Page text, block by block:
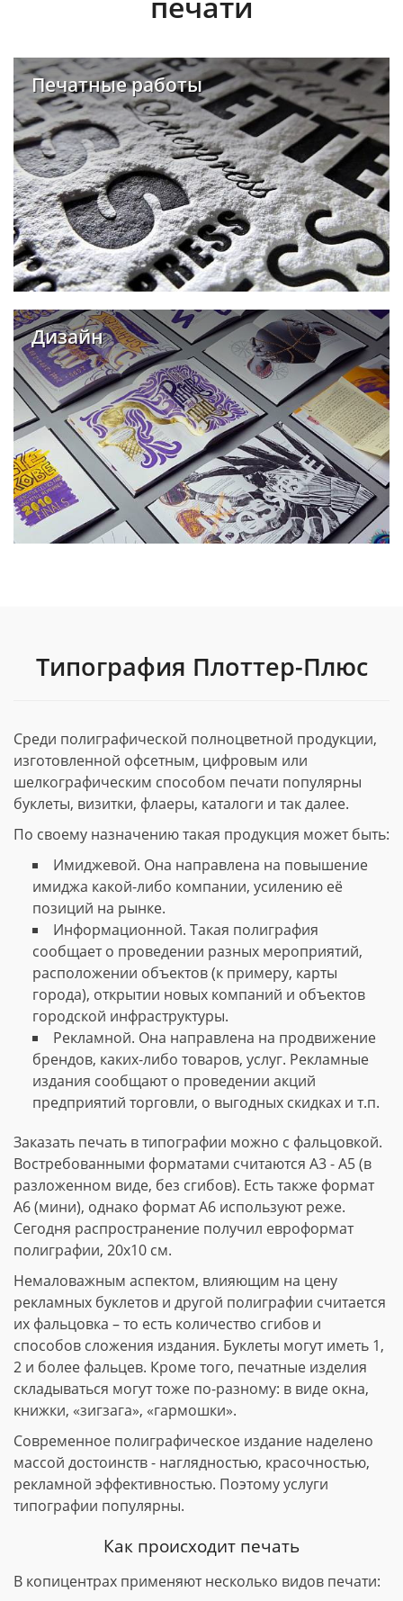
Печатные работы
Дизайн
Типография Плоттер-Плюс
Среди полиграфической полноцветной продукции,
изготовленной офсетным, цифровым или
шелкографическим способом печати популярны
буклеты, визитки, флаеры, каталоги и так далее.
По своему назначению такая продукция может быть:
Имиджевой. Она направлена на повышение
имиджа какой-либо компании, усилению её
позиций на рынке.
Информационной. Такая полиграфия
сообщает о проведении разных мероприятий,
расположении объектов (к примеру, карты
города), открытии новых компаний и объектов
городской инфраструктуры.
Рекламной. Она направлена на продвижение
брендов, каких-либо товаров, услуг. Рекламные
издания сообщают о проведении акций
предприятий торговли, о выгодных скидках и т.п.
Заказать печать в типографии можно с фальцовкой.
Востребованными форматами считаются А3 - А5 (в
разложенном виде, без сгибов). Есть также формат
А6 (мини), однако формат А6 используют реже.
Сегодня распространение получил евроформат
полиграфии, 20х10 см.
Немаловажным аспектом, влияющим на цену
рекламных буклетов и другой полиграфии считается
их фальцовка – то есть количество сгибов и
способов сложения издания. Буклеты могут иметь 1,
2 и более фальцев. Кроме того, печатные изделия
складываться могут тоже по-разному: в виде окна,
книжки, «зигзага», «гармошки».
Современное полиграфическое издание наделено
массой достоинств - наглядностью, красочностью,
рекламной эффективностью. Поэтому услуги
типографии популярны.
Как происходит печать
В копицентрах применяют несколько видов печати: